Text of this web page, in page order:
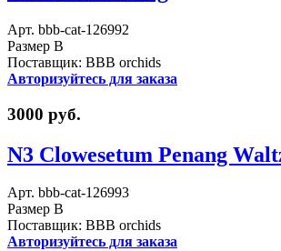
Арт. bbb-cat-126992
Размер B
Поставщик: BBB orchids
Авторизуйтесь для заказа
3000 руб.
N3 Clowesetum Penang
Арт. bbb-cat-126993
Размер B
Поставщик: BBB orchids
Авторизуйтесь для заказа